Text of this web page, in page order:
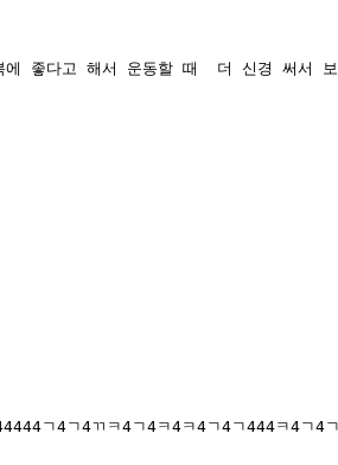
에 좋다고 해서 운동할 때  더 신경 써서
ㄱ4ㄱ4ㄲㅋ4ㄱ4ㅋ4ㅋ4ㄱ4ㄱ444ㅋ4ㄱ4ㄱ4